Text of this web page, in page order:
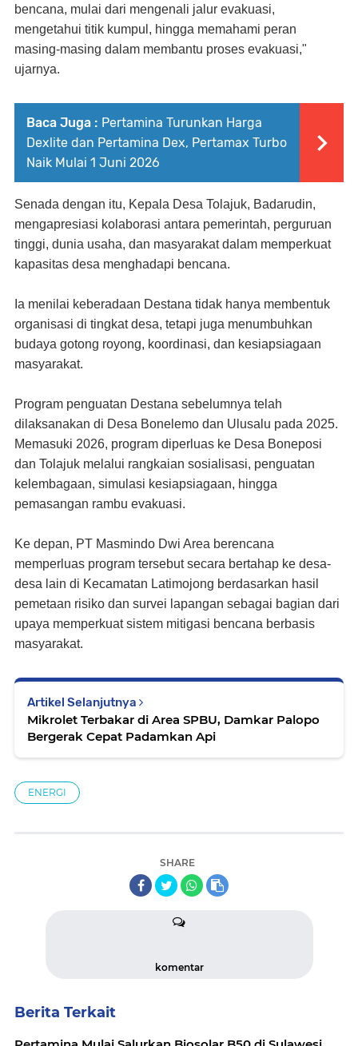
bencana, mulai dari mengenali jalur evakuasi,
mengetahui titik kumpul, hingga memahami peran
masing-masing dalam membantu proses evakuasi,"
ujarnya.
Baca Juga : Pertamina Turunkan Harga
Dexlite dan Pertamina Dex, Pertamax Turbo
Naik Mulai 1 Juni 2026
Senada dengan itu, Kepala Desa Tolajuk, Badarudin,
mengapresiasi kolaborasi antara pemerintah, perguruan
tinggi, dunia usaha, dan masyarakat dalam memperkuat
kapasitas desa menghadapi bencana.
Ia menilai keberadaan Destana tidak hanya membentuk
organisasi di tingkat desa, tetapi juga menumbuhkan
budaya gotong royong, koordinasi, dan kesiapsiagaan
masyarakat.
Program penguatan Destana sebelumnya telah
dilaksanakan di Desa Bonelemo dan Ulusalu pada 2025.
Memasuki 2026, program diperluas ke Desa Boneposi
dan Tolajuk melalui rangkaian sosialisasi, penguatan
kelembagaan, simulasi kesiapsiagaan, hingga
pemasangan rambu evakuasi.
Ke depan, PT Masmindo Dwi Area berencana
memperluas program tersebut secara bertahap ke desa-
desa lain di Kecamatan Latimojong berdasarkan hasil
pemetaan risiko dan survei lapangan sebagai bagian dari
upaya memperkuat sistem mitigasi bencana berbasis
masyarakat.
Artikel Selanjutnya
Mikrolet Terbakar di Area SPBU, Damkar Palopo
Bergerak Cepat Padamkan Api
ENERGI
SHARE
komentar
Berita Terkait